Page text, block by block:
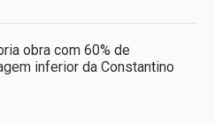
obra com 60% de
inferior da Constantino